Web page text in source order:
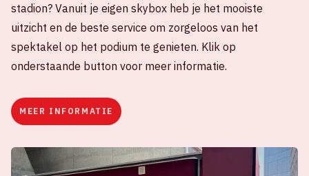
stadion? Vanuit je eigen skybox heb je het mooiste
uitzicht en de beste service om zorgeloos van het
spektakel op het podium te genieten. Klik op
onderstaande button voor meer informatie.
MEER INFORMATIE